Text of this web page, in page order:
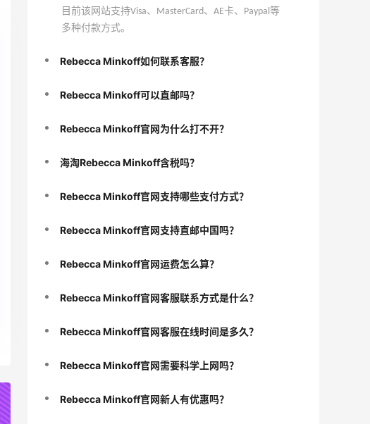
目前该网站支持Visa、MasterCard、AE卡、Paypal等
多种付款方式。
Rebecca Minkoff如何联系客服？
Rebecca Minkoff可以直邮吗？
Rebecca Minkoff官网为什么打不开？
海淘Rebecca Minkoff含税吗？
Rebecca Minkoff官网支持哪些支付方式？
Rebecca Minkoff官网支持直邮中国吗？
Rebecca Minkoff官网运费怎么算？
Rebecca Minkoff官网客服联系方式是什么？
Rebecca Minkoff官网客服在线时间是多久？
Rebecca Minkoff官网需要科学上网吗？
Rebecca Minkoff官网新人有优惠吗？